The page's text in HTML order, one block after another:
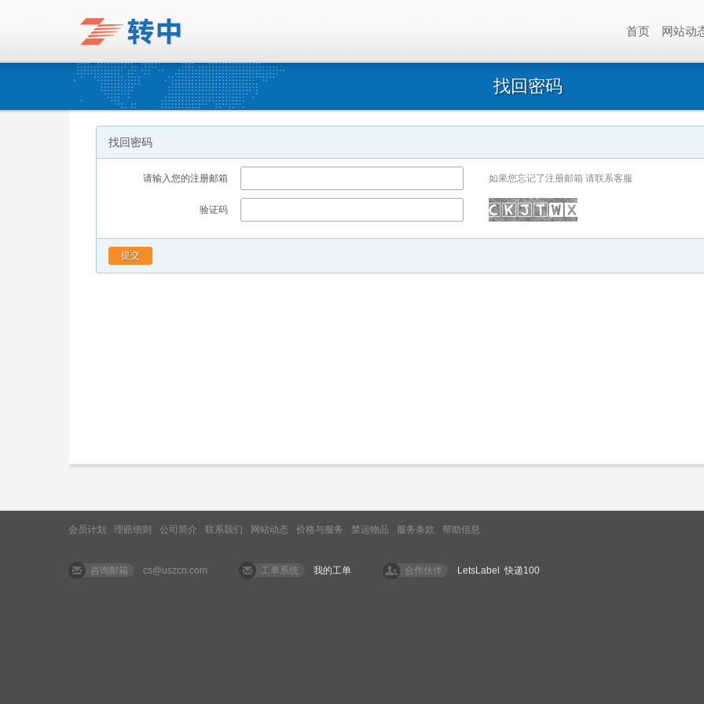
首页 网站动
找回密码
找回密码
请输入您的注册邮箱 如果您忘记了注册邮箱 请联系客服
验证码
提交
会员计划 理赔细则 公司简介 联系我们 网站动态 价格与服务 禁运物品 服务条款 帮助信息
咨询邮箱 cs@uszcn.com 工单系统 我的工单 合作伙伴 LetsLabel 快递100